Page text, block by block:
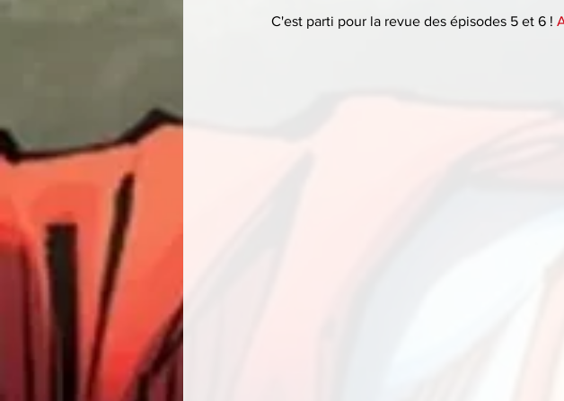
C'est parti pour la revue des épisodes 5 et 6 !